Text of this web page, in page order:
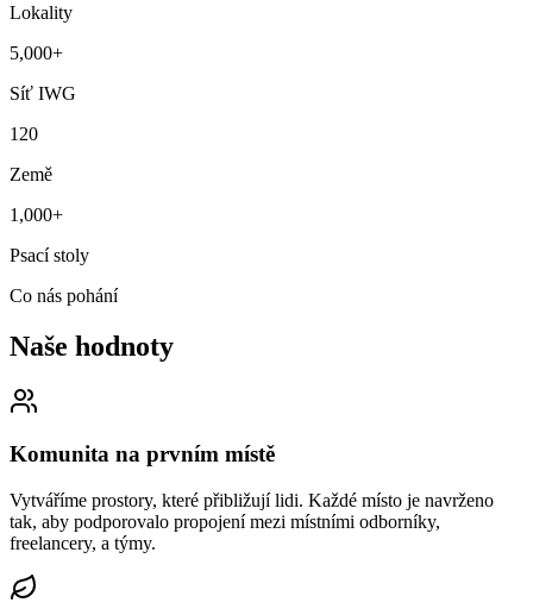
Lokality
5,000+
Síť IWG
120
Země
1,000+
Psací stoly
Co nás pohání
Naše hodnoty
Komunita na prvním místě
Vytváříme prostory, které přibližují lidi. Každé místo je navrženo
tak, aby podporovalo propojení mezi místními odborníky,
freelancery, a týmy.